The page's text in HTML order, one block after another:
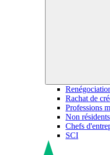
Rachat de
Professions
Non résidents
Chefs
SCI